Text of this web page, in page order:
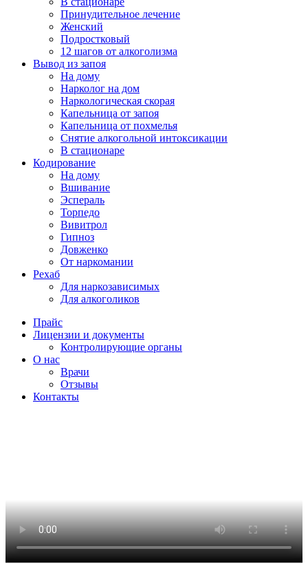
Принудительное лечение
Женский
Подростковый
12 шагов от алкоголизма
Вывод из запоя
На дому
Нарколог на дом
Наркологическая скорая
Капельница от запоя
Капельница от похмелья
Снятие алкогольной интоксикации
В стационаре
Кодирование
На дому
Вшивание
Эспераль
Торпедо
Вивитрол
Гипноз
Довженко
От наркомании
Рехаб
Для наркозависимых
Для алкоголиков
Прайс
Лицензии и документы
Контролирующие органы
О нас
Врачи
Отзывы
Контакты